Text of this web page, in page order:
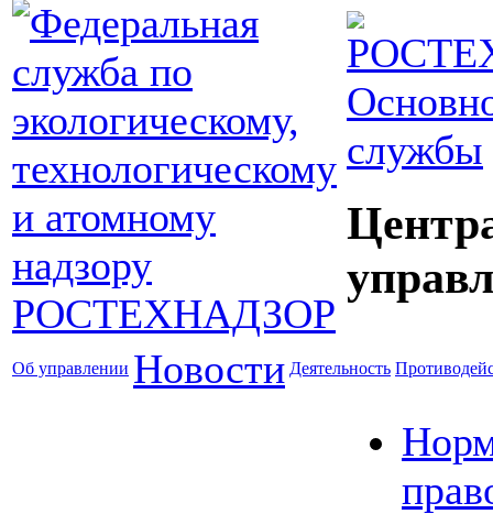
службы
Об управлении Новости Деятельность